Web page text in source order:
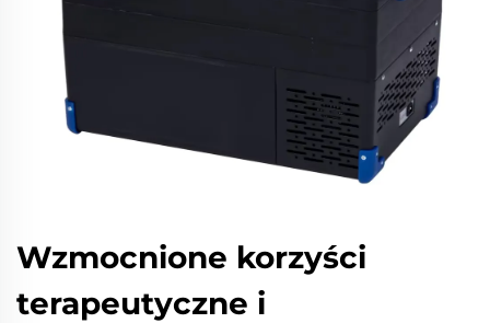
Wzmocnione korzyści
terapeutyczne i